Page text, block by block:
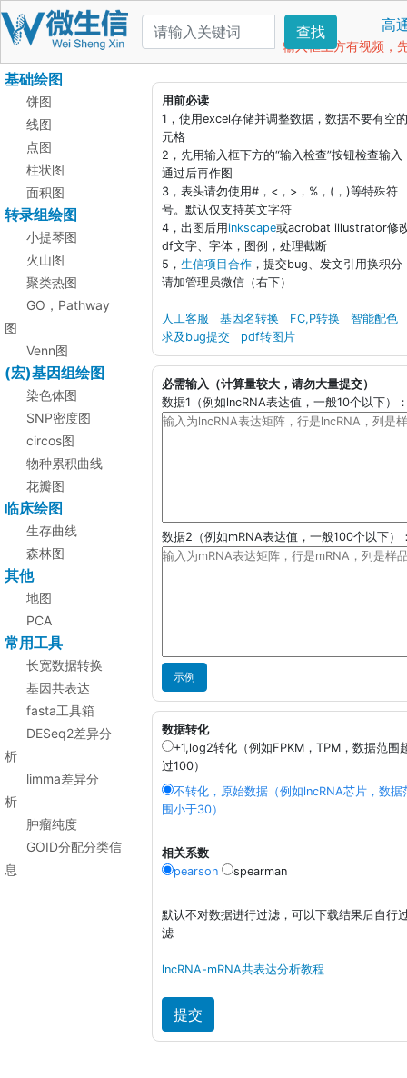
查找 高
输入框上方有视频，
基础绘图
饼图
线图
点图
柱状图
面积图
转录组绘图
小提琴图
火山图
聚类热图
GO，Pathway
图
Venn图
(宏)基因组绘图
染色体图
SNP密度图
circos图
物种累积曲线
花瓣图
临床绘图
生存曲线
森林图
其他
地图
PCA
常用工具
长宽数据转换
基因共表达
fasta工具箱
DESeq2差异分
析
limma差异分
析
肿瘤纯度
GOID分配分类信
息
用前必读
1，使用excel存储并调整数据，数据不要有空
元格
2，先用输入框下方的“输入检查”按钮检查输入
通过后再作图
3，表头请勿使用#，<，>，%，(，)等特殊符
号。默认仅支持英文字符
4，出图后用inkscape或acrobat illustrator修
df文字、字体，图例，处理截断
5， 生信项目合作 ，提交bug、发文引用换积分
请加管理员微信（右下）
人工客服 基因名转换 FC,P转换
智能配色
求及bug提交
pdf转图片
必需输入（计算量较大，请勿大量提交）
数据1（例如lncRNA表达值，一般10个以下）
数据2（例如mRNA表达值，一般100个以下）
示例
数据转化
+1,log2转化（例如FPKM，TPM，数据范围
过100）
不转化，原始数据（例如lncRNA芯片，数据
围小于30）
相关系数
pearson
spearman
默认不对数据进行过滤，可以下载结果后自行
滤
lncRNA-mRNA共表达分析教程